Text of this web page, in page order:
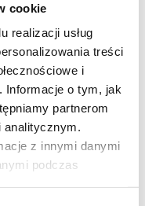
cookie
realizacji usług
treści
i
Informacje o tym, jak
partnerom
analitycznym.
z innymi danymi
podczas